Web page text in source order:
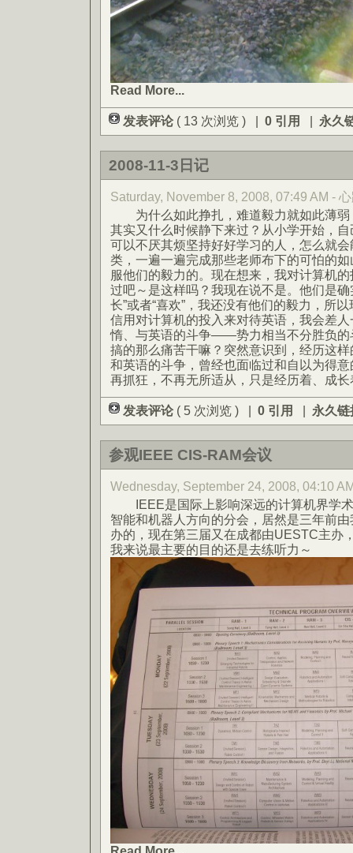
Read More...
发表评论 ( 13 次浏览 ) | 0 引用 | 永久
2008-11-3日记
Saturday, November 8, 2008, 07:49 AM -
为什么如此挣扎，难道毅力就如此薄弱
其实又什么时候静下来过？从小学开始，
可以不厌其烦坚持好好学习的人，怎么就
类，一遍一遍完成那些老师布下的可怕的
服他们的毅力的。现在想来，我对计算机
过吧～是这样吗？我现在说不是。他们是
长”或者“喜欢”，我还没有他们的毅力，所
信用对计算机的投入来对待英语，我会差
惰、与英语的斗争——势力相当不分胜负的
搞的那么痛苦干嘛？突然意识到，经历这
和英语的斗争，曾经也面临过和自以为得
再抓狂，不再无所适从，只是经历着、成长
发表评论 ( 5 次浏览 ) | 0 引用 | 永久链
参观IEEE CIS-RAM会议
Wednesday, September 24, 2008, 04:10
IEEE是国际上影响深远的计算机界学术
智能和机器人方向的分会，居然是三年前
办的，现在第三届又在成都由UESTC主办
我来说最主要的目的还是去练听力～